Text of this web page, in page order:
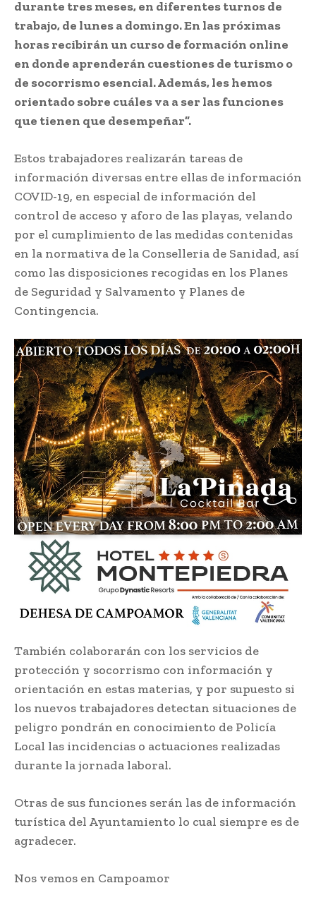
durante tres meses, en diferentes turnos de
trabajo, de lunes a domingo. En las próximas
horas recibirán un curso de formación online
en donde aprenderán cuestiones de turismo o
de socorrismo esencial. Además, les hemos
orientado sobre cuáles va a ser las funciones
que tienen que desempeñar”.
Estos trabajadores realizarán tareas de
información diversas entre ellas de información
COVID-19, en especial de información del
control de acceso y aforo de las playas, velando
por el cumplimiento de las medidas contenidas
en la normativa de la Conselleria de Sanidad, así
como las disposiciones recogidas en los Planes
de Seguridad y Salvamento y Planes de
Contingencia.
También colaborarán con los servicios de
protección y socorrismo con información y
orientación en estas materias, y por supuesto si
los nuevos trabajadores detectan situaciones de
peligro pondrán en conocimiento de Policía
Local las incidencias o actuaciones realizadas
durante la jornada laboral.
Otras de sus funciones serán las de información
turística del Ayuntamiento lo cual siempre es de
agradecer.
Nos vemos en Campoamor